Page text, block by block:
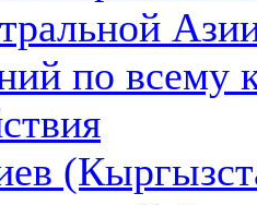
по всему